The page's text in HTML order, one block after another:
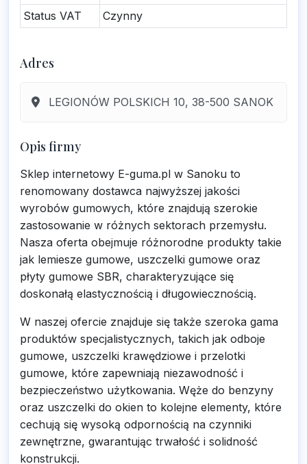
Status VAT Czynny
Adres
LEGIONÓW POLSKICH 10, 38-500 SANOK
Opis firmy
Sklep internetowy E-guma.pl w Sanoku to
renomowany dostawca najwyższej jakości
wyrobów gumowych, które znajdują szerokie
zastosowanie w różnych sektorach przemysłu.
Nasza oferta obejmuje różnorodne produkty takie
jak lemiesze gumowe, uszczelki gumowe oraz
płyty gumowe SBR, charakteryzujące się
doskonałą elastycznością i długowiecznością.
W naszej ofercie znajduje się także szeroka gama
produktów specjalistycznych, takich jak odboje
gumowe, uszczelki krawędziowe i przelotki
gumowe, które zapewniają niezawodność i
bezpieczeństwo użytkowania. Węże do benzyny
oraz uszczelki do okien to kolejne elementy, które
cechują się wysoką odpornością na czynniki
zewnętrzne, gwarantując trwałość i solidność
konstrukcji.